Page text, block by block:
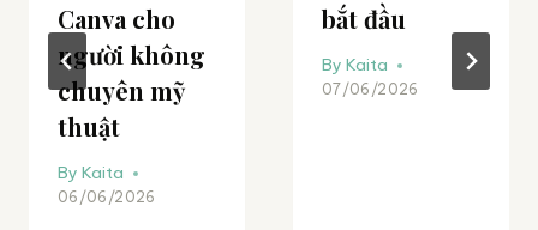
Canva cho
người không
chuyên mỹ
thuật
By Kaita
06/06/2026
bắt đầu
By Kaita
07/06/2026